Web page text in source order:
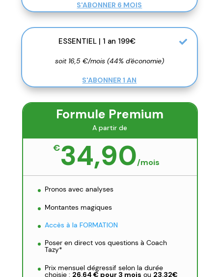
S'ABONNER 6 MOIS
ESSENTIEL | 1 an 199€
soit 16,5 €/mois (44% d'économie)
S'ABONNER 1 AN
Formule Premium
A partir de
€34,90/mois
Pronos avec analyses
Montantes magiques
Accès à la FORMATION
Poser en direct vos questions à Coach
Tazy*
Prix mensuel dégressif selon la durée
choisie : 26,64 € pour 3 mois ou 23,32€